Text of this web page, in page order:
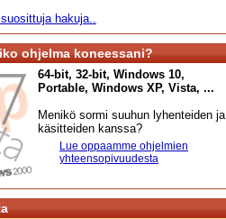
hakuja..
ohjelma koneessani?
64-bit, 32-bit, Windows 10,
Portable, Windows XP, Vista, ...
Menikö sormi suuhun lyhenteiden ja
käsitteiden kanssa?
Lue oppaamme ohjelmien
yhteensopivuudesta